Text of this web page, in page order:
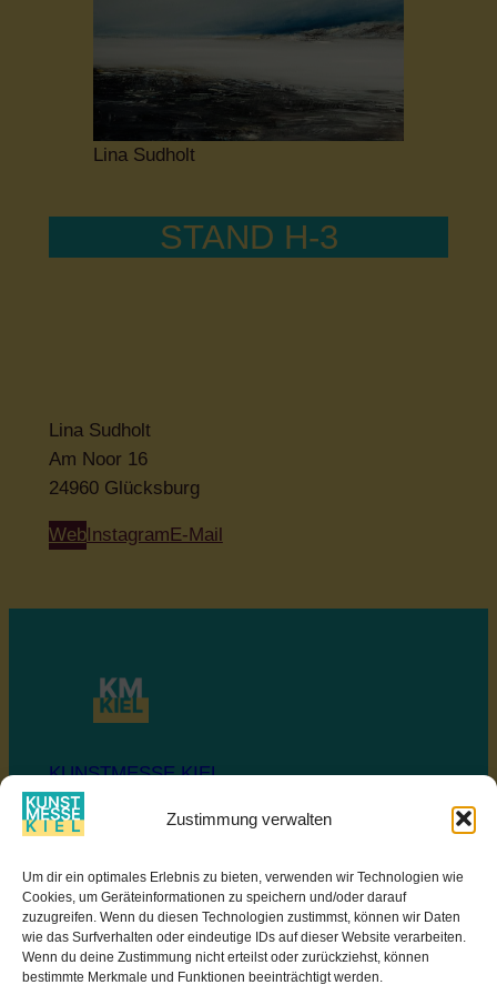
Zustimmung verwalten
Um dir ein optimales Erlebnis zu bieten, verwenden wir Technologien wie
Cookies, um Geräteinformationen zu speichern und/oder darauf
zuzugreifen. Wenn du diesen Technologien zustimmst, können wir Daten
wie das Surfverhalten oder eindeutige IDs auf dieser Website verarbeiten.
Wenn du deine Zustimmung nicht erteilst oder zurückziehst, können
bestimmte Merkmale und Funktionen beeinträchtigt werden.
Lina Sudholt
STAND H-3
Lina Sudholt
Am Noor 16
24960 Glücksburg
WebInstagram E-Mail
KUNSTMESSE KIEL
Ostseekai
SOZIALE MEDIEN
Facebook
Instagram